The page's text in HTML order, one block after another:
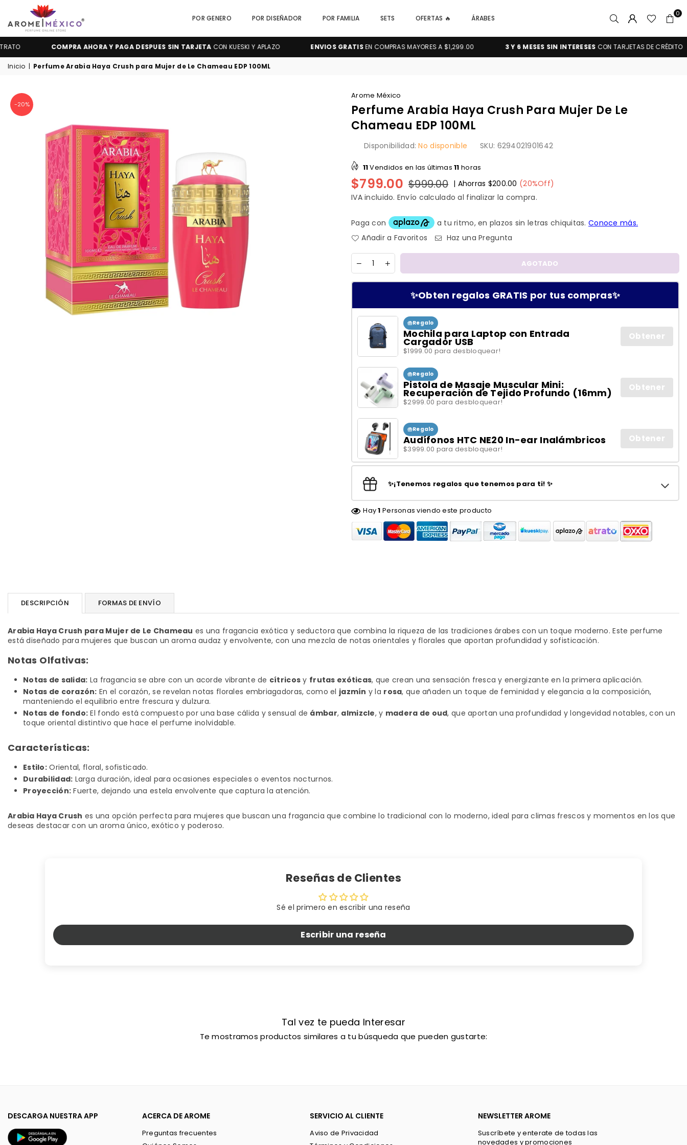
AROME
MÉXICO
POR GENERO POR DISEÑADOR POR FAMILIA SETS OFERTAS 🔥 ÁRABES
0
COMPRA AHORA Y PAGA DESPUES SIN TARJETACON KUESKI Y APLAZO ENVIOS GRATISEN COMPRAS MAYORES A $1,299.00 3 Y 6 MESES SIN INTERESESCON TARJETAS DE CRÉDITO
Inicio | Perfume Arabia Haya Crush para Mujer de Le Chameau EDP 100ML
-20%
Arome México
Perfume Arabia Haya Crush Para Mujer De Le
Chameau EDP 100ML
Disponibilidad:No disponible SKU: 6294021901642
11Vendidos en las últimas11 horas
Precio
habitual
$799.00 $999.00 | Ahorras $200.00 (20%Off)
IVA incluido. Envío calculado al finalizar la compra.
Añadir a Favoritos
Haz una Pregunta
Cantidad
AGOTADO
✨Obten regalos GRATIS por tus compras✨
Regalo
Mochila para Laptop con Entrada
Cargador USB
$1999.00 para desbloquear!
Obtener
Regalo
Pistola de Masaje Muscular Mini:
Recuperación de Tejido Profundo (16mm)
$2999.00 para desbloquear!
Obtener
Regalo
Audífonos HTC NE20 In-ear Inalámbricos
$3999.00 para desbloquear!
Obtener
✨¡Tenemos regalos que tenemos para ti! ✨
Hay1 Personas viendo este producto
DESCRIPCIÓN FORMAS DE ENVÍO
Arabia Haya Crush para Mujer de Le Chameau es una fragancia exótica y seductora que combina la riqueza de las tradiciones árabes con un toque moderno. Este perfume
está diseñado para mujeres que buscan un aroma audaz y envolvente, con una mezcla de notas orientales y florales que aportan profundidad y sofisticación.
Notas Olfativas:
Notas de salida: La fragancia se abre con un acorde vibrante de cítricos y frutas exóticas, que crean una sensación fresca y energizante en la primera aplicación.
Notas de corazón: En el corazón, se revelan notas florales embriagadoras, como el jazmín y la rosa, que añaden un toque de feminidad y elegancia a la composición,
manteniendo el equilibrio entre frescura y dulzura.
Notas de fondo: El fondo está compuesto por una base cálida y sensual de ámbar, almizcle, y madera de oud, que aportan una profundidad y longevidad notables, con un
toque oriental distintivo que hace el perfume inolvidable.
Características:
Estilo:Oriental, floral, sofisticado.
Durabilidad: Larga duración, ideal para ocasiones especiales o eventos nocturnos.
Proyección: Fuerte, dejando una estela envolvente que captura la atención.
Arabia Haya Crush es una opción perfecta para mujeres que buscan una fragancia que combine lo tradicional con lo moderno, ideal para climas frescos y momentos en los que
deseas destacar con un aroma único, exótico y poderoso.
Reseñas de Clientes
Sé el primero en escribir una reseña
Escribir una reseña
Tal vez te pueda Interesar
Te mostramos productos similares a tu búsqueda que pueden gustarte:
DESCARGA NUESTRA APP ACERCA DE AROME
Preguntas frecuentes
SERVICIO AL CLIENTE
Aviso de Privacidad
NEWSLETTER AROME
Suscríbete y enterate de todas las
novedades y promociones